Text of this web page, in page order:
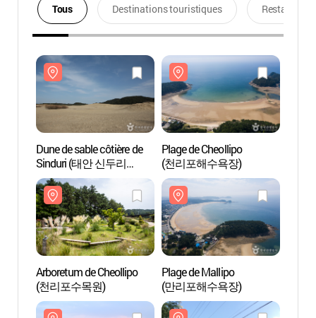
Tous Destinations touristiques Restaurants
Dune de sable côtière de
Sinduri (태안 신두리
해안사구)
Plage de Cheollipo
(천리포해수욕장)
Arboretum de Cheollipo
(천리포수목원)
Plage de Mallipo
(만리포해수욕장)